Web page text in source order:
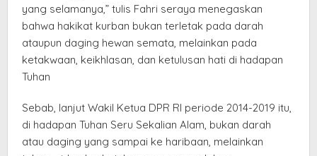
yang selamanya,” tulis Fahri seraya menegaskan
bahwa hakikat kurban bukan terletak pada darah
ataupun daging hewan semata, melainkan pada
ketakwaan, keikhlasan, dan ketulusan hati di hadapan
Tuhan
Sebab, lanjut Wakil Ketua DPR RI periode 2014-2019 itu,
di hadapan Tuhan Seru Sekalian Alam, bukan darah
atau daging yang sampai ke haribaan, melainkan